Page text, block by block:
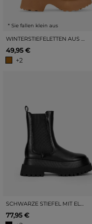
* Sie fallen klein aus
49,95 €
+2
SCHWARZE STIEFEL MIT ELASTISCHER LAUFSOHLE
77,95 €